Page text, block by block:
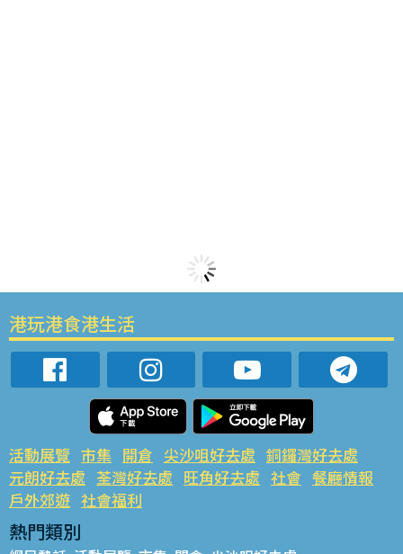
港玩港食港生活
活動展覽 市集 開倉 尖沙咀好去處 銅鑼灣好去處
元朗好去處 荃灣好去處 旺角好去處 社會 餐廳情報
戶外郊遊 社會福利
熱門類別